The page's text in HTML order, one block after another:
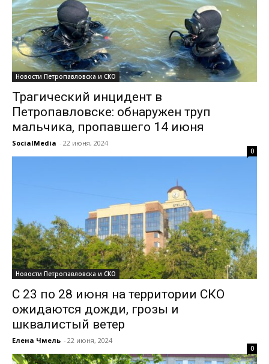
Новости Петропавловска и СКО
Трагический инцидент в
Петропавловске: обнаружен труп
мальчика, пропавшего 14 июня
SocialMedia - 22 июня, 2024
0
Новости Петропавловска и СКО
С 23 по 28 июня на территории СКО
ожидаются дожди, грозы и
шквалистый ветер
Елена Чмель - 22 июня, 2024
0